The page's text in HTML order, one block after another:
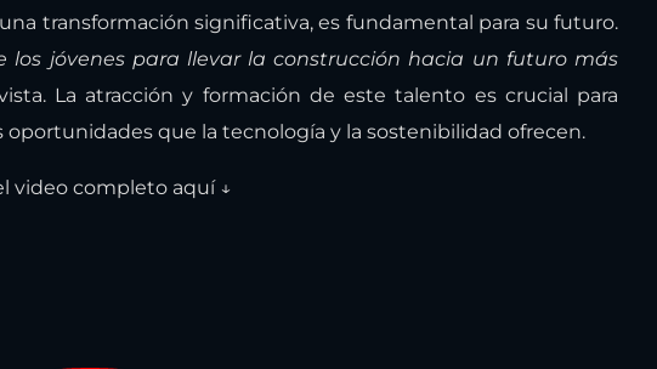
transformación significativa, es fundamental para su futuro.
los jóvenes para llevar la construcción hacia un futuro más
La atracción y formación de este talento es crucial para
que la tecnología y la sostenibilidad ofrecen.
video completo aquí ↓